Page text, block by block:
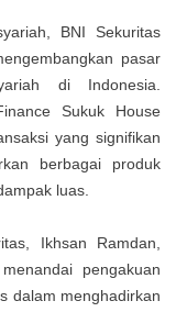
BNI Sekuritas
pasar
di Indonesia.
Sukuk House
yang signifikan
berbagai produk
luas.
Ikhsan Ramdan,
pengakuan
dalam menghadirkan